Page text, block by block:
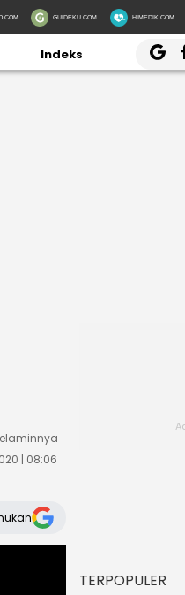
GUIDEKU.COM HIMEDIK.COM
Indeks
| 08:06
TERPOPULER